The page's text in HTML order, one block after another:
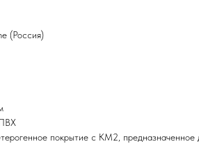
(Россия)
покрытие с КМ2, предназначенное